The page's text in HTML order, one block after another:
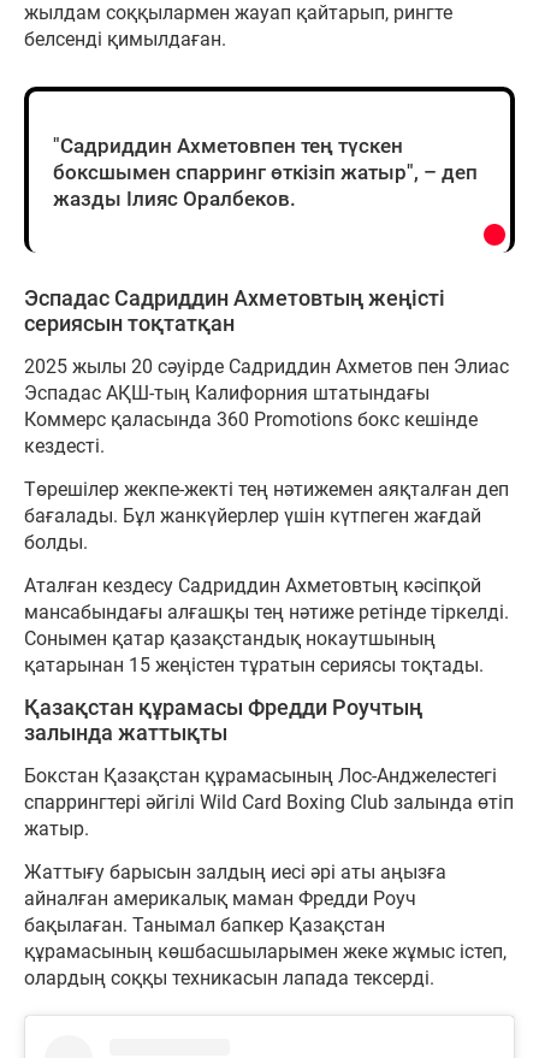
жылдам соққылармен жауап қайтарып, рингте
белсенді қимылдаған.
"Садриддин Ахметовпен тең түскен
боксшымен спарринг өткізіп жатыр", – деп
жазды Ілияс Оралбеков.
Эспадас Садриддин Ахметовтың жеңісті
сериясын тоқтатқан
2025 жылы 20 сәуірде Садриддин Ахметов пен Элиас
Эспадас АҚШ-тың Калифорния штатындағы
Коммерс қаласында 360 Promotions бокс кешінде
кездесті.
Төрешілер жекпе-жекті тең нәтижемен аяқталған деп
бағалады. Бұл жанкүйерлер үшін күтпеген жағдай
болды.
Аталған кездесу Садриддин Ахметовтың кәсіпқой
мансабындағы алғашқы тең нәтиже ретінде тіркелді.
Сонымен қатар қазақстандық нокаутшының
қатарынан 15 жеңістен тұратын сериясы тоқтады.
Қазақстан құрамасы Фредди Роучтың
залында жаттықты
Бокстан Қазақстан құрамасының Лос-Анджелестегі
спаррингтері әйгілі Wild Card Boxing Club залында өтіп
жатыр.
Жаттығу барысын залдың иесі әрі аты аңызға
айналған америкалық маман Фредди Роуч
бақылаған. Танымал бапкер Қазақстан
құрамасының көшбасшыларымен жеке жұмыс істеп,
олардың соққы техникасын лапада тексерді.